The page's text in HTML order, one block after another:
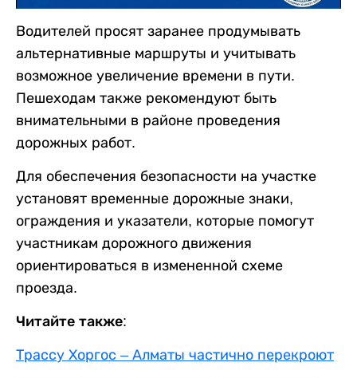
Водителей просят заранее продумывать
альтернативные маршруты и учитывать
возможное увеличение времени в пути.
Пешеходам также рекомендуют быть
внимательными в районе проведения
дорожных работ.
Для обеспечения безопасности на участке
установят временные дорожные знаки,
ограждения и указатели, которые помогут
участникам дорожного движения
ориентироваться в измененной схеме
проезда.
Читайте также:
Трассу Хоргос – Алматы частично перекроют